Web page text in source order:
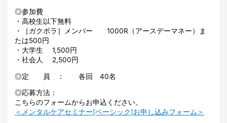
◎参加費
・高校生以下無料
・［ガクボラ］メンバー 1000R（アースデーマネー）ま
たは500円
・大学生 1,500円
・社会人 2,500円
◎定 員 ： 各回 40名
◎応募方法：
こちらのフォームからお申込ください。
＜メンタルケアセミナー[ベーシック]お申し込みフォーム＞